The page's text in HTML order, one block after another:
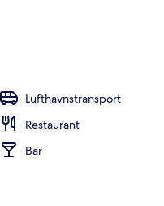
Lufthavnstransport
Restaurant
Bar